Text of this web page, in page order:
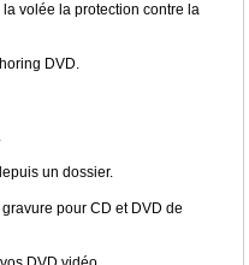
volée la protection contre la
DVD.
un dossier.
pour CD et DVD de